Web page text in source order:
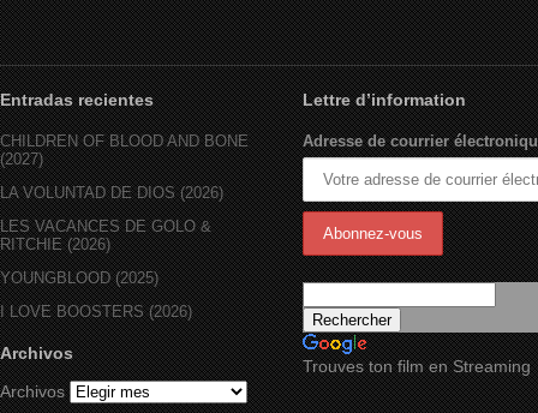
Entradas recientes
CHILDREN OF BLOOD AND BONE
(2027)
LA VOLUNTAD DE DIOS (2026)
LES VACANCES DE GOLO &
RITCHIE (2026)
YOUNGBLOOD (2025)
I LOVE BOOSTERS (2026)
Archivos
Archivos
Lettre d’information
Adresse de courrier
Trouves ton film en Streaming